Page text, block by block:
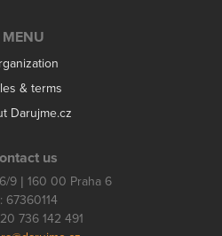
MENU
& terms
Darujme.cz
us
9 | 160 00 Praha 6
67360114
736 142 491